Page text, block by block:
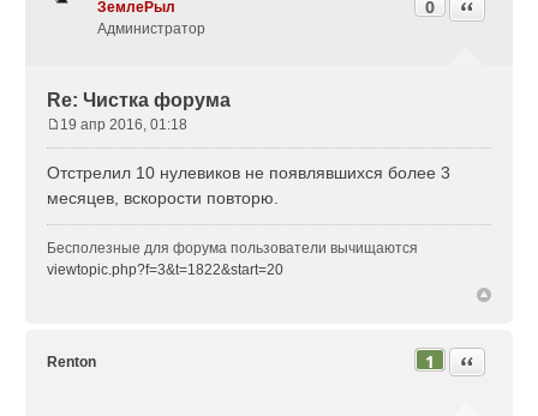
ЗемлеРыл
Администратор
Re: Чистка форума
0 Цитата
о
б
щ
е
н
19 апр 2016, 01:18
Отстрелил 10 нулевиков не появлявшихся более 3
месяцев, вскорости повторю.
Бесполезные для форума пользователи вычищаются
viewtopic.php?f=3&t=1822&start=20
Renton 1 Цитата